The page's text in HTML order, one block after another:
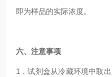
即为样品的实际浓度。
六、注意事项
1．试剂盒从冷藏环境中取